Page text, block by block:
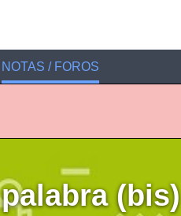
NOTAS / FOROS
(bis)